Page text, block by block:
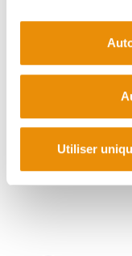
Utiliser
Manu Robles-
Barrainkua 13
Telf. +34 94
Telf. +33 (0)
Contact